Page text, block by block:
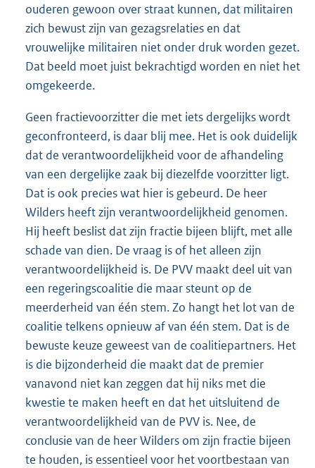
ouderen gewoon over straat kunnen, dat militairen
zich bewust zijn van gezagsrelaties en dat
vrouwelijke militairen niet onder druk worden gezet.
Dat beeld moet juist bekrachtigd worden en niet het
omgekeerde.
Geen fractievoorzitter die met iets dergelijks wordt
geconfronteerd, is daar blij mee. Het is ook duidelijk
dat de verantwoordelijkheid voor de afhandeling
van een dergelijke zaak bij diezelfde voorzitter ligt.
Dat is ook precies wat hier is gebeurd. De heer
Wilders heeft zijn verantwoordelijkheid genomen.
Hij heeft beslist dat zijn fractie bijeen blijft, met alle
schade van dien. De vraag is of het alleen zijn
verantwoordelijkheid is. De PVV maakt deel uit van
een regeringscoalitie die maar steunt op de
meerderheid van één stem. Zo hangt het lot van de
coalitie telkens opnieuw af van één stem. Dat is de
bewuste keuze geweest van de coalitiepartners. Het
is die bijzonderheid die maakt dat de premier
vanavond niet kan zeggen dat hij niks met die
kwestie te maken heeft en dat het uitsluitend de
verantwoordelijkheid van de PVV is. Nee, de
conclusie van de heer Wilders om zijn fractie bijeen
te houden, is essentieel voor het voortbestaan van